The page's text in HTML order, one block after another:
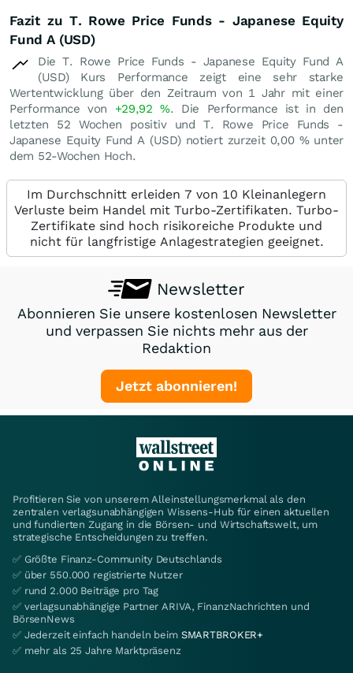
Fazit zu T. Rowe Price Funds - Japanese Equity
Fund A (USD)
Die T. Rowe Price Funds - Japanese Equity Fund A
(USD) Kurs Performance zeigt eine sehr starke
Wertentwicklung über den Zeitraum von 1 Jahr mit einer
Performance von +29,92%. Die Performance ist in den
letzten 52 Wochen positiv und T. Rowe Price Funds -
Japanese Equity Fund A (USD) notiert zurzeit 0,00 %unter
dem 52-Wochen Hoch.
Im Durchschnitt erleiden 7 von 10 Kleinanlegern
Verluste beim Handel mit Turbo-Zertifikaten. Turbo-
Zertifikate sind hoch risikoreiche Produkte und
nicht für langfristige Anlagestrategien geeignet.
Newsletter
Abonnieren Sie unsere kostenlosen Newsletter
und verpassen Sie nichts mehr aus der
Redaktion
Jetzt abonnieren!
Profitieren Sie von unserem Alleinstellungsmerkmal als den
zentralen verlagsunabhängigen Wissens-Hub für einen aktuellen
und fundierten Zugang in die Börsen- und Wirtschaftswelt, um
strategische Entscheidungen zu treffen.
✅ Größte Finanz-Community Deutschlands
✅ über 550.000 registrierte Nutzer
✅ rund 2.000 Beiträge pro Tag
✅ verlagsunabhängige Partner ARIVA, FinanzNachrichten und
BörsenNews
✅ Jederzeit einfach handeln beim SMARTBROKER+
✅ mehr als 25 Jahre Marktpräsenz